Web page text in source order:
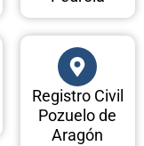
Registro Civil
Pozuelo de
Aragón